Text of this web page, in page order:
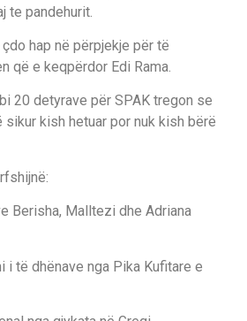
te pandehurit.
hap në përpjekje për të
që e keqpërdor Edi Rama.
20 detyrave për SPAK tregon se
kish hetuar por nuk kish bërë
Berisha, Malltezi dhe Adriana
i të dhënave nga Pika Kufitare e